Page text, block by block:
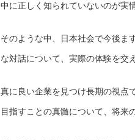
中に正しく知られていないのが実
そのような中、日本社会で今後ま
な対話について、実際の体験を交
真に良い企業を見つけ長期の視点
目指すことの真髄について、将来